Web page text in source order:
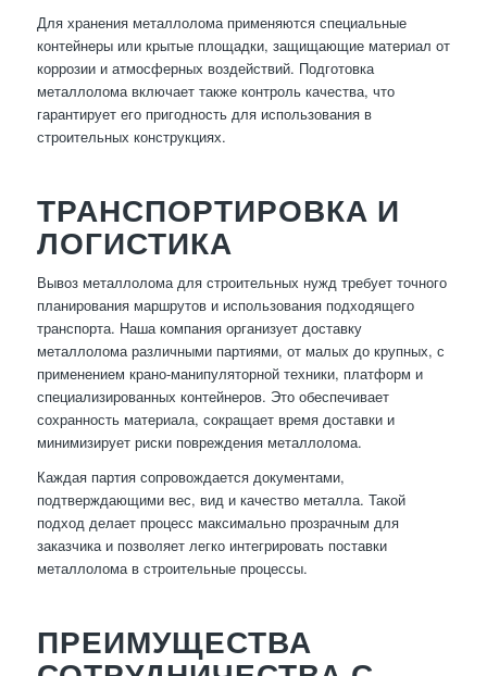
Для хранения металлолома применяются специальные
контейнеры или крытые площадки, защищающие материал от
коррозии и атмосферных воздействий. Подготовка
металлолома включает также контроль качества, что
гарантирует его пригодность для использования в
строительных конструкциях.
ТРАНСПОРТИРОВКА И
ЛОГИСТИКА
Вывоз металлолома для строительных нужд требует точного
планирования маршрутов и использования подходящего
транспорта. Наша компания организует доставку
металлолома различными партиями, от малых до крупных, с
применением крано-манипуляторной техники, платформ и
специализированных контейнеров. Это обеспечивает
сохранность материала, сокращает время доставки и
минимизирует риски повреждения металлолома.
Каждая партия сопровождается документами,
подтверждающими вес, вид и качество металла. Такой
подход делает процесс максимально прозрачным для
заказчика и позволяет легко интегрировать поставки
металлолома в строительные процессы.
ПРЕИМУЩЕСТВА